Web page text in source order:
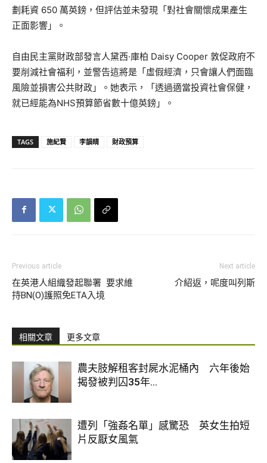
劃耗資 650 萬英鎊，但評估並未發現「對社會關懷成果產生
正面影響」。
自由民主黨財政部發言人黛西·庫柏 Daisy Cooper 敦促政府不
要削減社會福利，並警告這將是「虛假經濟，只會讓人們面臨
風險並損害公共財政」。她表示，「透過適當投資社會保健，
就已經能為NHS預算節省數十億英鎊」。
TAGS 施紀賢 李韻睛 財政預算
Previous article
在英港人組織發起聯署 要求維
持BN(O)護照免ETA入境
Next article
介紹返，呢度叫列斯
相關文章 更多文章
農夫肢解租客封屍水泥桶內 六年後始
揭發被判囚35年...
遭列「強姦名單」感驚恐 英女生拍短
片反厭女風氣